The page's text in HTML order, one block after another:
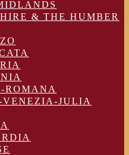
& THE HUMBER
ROMANA
JULIA